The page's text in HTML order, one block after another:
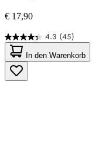
€ 17,90
4.3 (45)
4.3
von
5
Sternen.
45
In den Warenkorb